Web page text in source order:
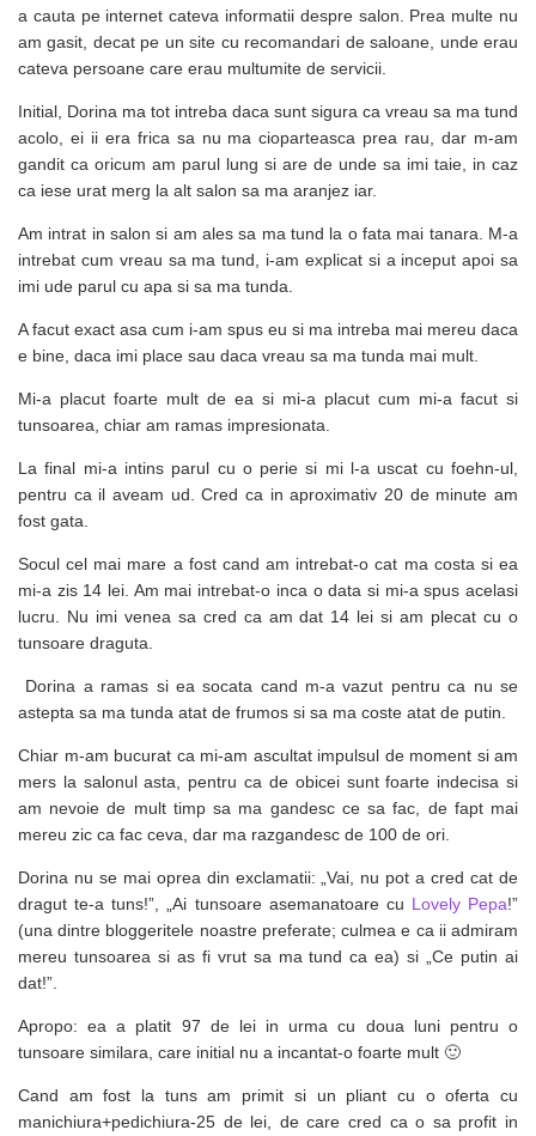
a cauta pe internet cateva informatii despre salon. Prea multe nu
am gasit, decat pe un site cu recomandari de saloane, unde erau
cateva persoane care erau multumite de servicii.
Initial, Dorina ma tot intreba daca sunt sigura ca vreau sa ma tund
acolo, ei ii era frica sa nu ma cioparteasca prea rau, dar m-am
gandit ca oricum am parul lung si are de unde sa imi taie, in caz
ca iese urat merg la alt salon sa ma aranjez iar.
Am intrat in salon si am ales sa ma tund la o fata mai tanara. M-a
intrebat cum vreau sa ma tund, i-am explicat si a inceput apoi sa
imi ude parul cu apa si sa ma tunda.
A facut exact asa cum i-am spus eu si ma intreba mai mereu daca
e bine, daca imi place sau daca vreau sa ma tunda mai mult.
Mi-a placut foarte mult de ea si mi-a placut cum mi-a facut si
tunsoarea, chiar am ramas impresionata.
La final mi-a intins parul cu o perie si mi l-a uscat cu foehn-ul,
pentru ca il aveam ud. Cred ca in aproximativ 20 de minute am
fost gata.
Socul cel mai mare a fost cand am intrebat-o cat ma costa si ea
mi-a zis 14 lei. Am mai intrebat-o inca o data si mi-a spus acelasi
lucru. Nu imi venea sa cred ca am dat 14 lei si am plecat cu o
tunsoare draguta.
Dorina a ramas si ea socata cand m-a vazut pentru ca nu se
astepta sa ma tunda atat de frumos si sa ma coste atat de putin.
Chiar m-am bucurat ca mi-am ascultat impulsul de moment si am
mers la salonul asta, pentru ca de obicei sunt foarte indecisa si
am nevoie de mult timp sa ma gandesc ce sa fac, de fapt mai
mereu zic ca fac ceva, dar ma razgandesc de 100 de ori.
Dorina nu se mai oprea din exclamatii: „Vai, nu pot a cred cat de
dragut te-a tuns!”, „Ai tunsoare asemanatoare cu Lovely Pepa!”
(una dintre bloggeritele noastre preferate; culmea e ca ii admiram
mereu tunsoarea si as fi vrut sa ma tund ca ea) si „Ce putin ai
dat!”.
Apropo: ea a platit 97 de lei in urma cu doua luni pentru o
tunsoare similara, care initial nu a incantat-o foarte mult 🙂
Cand am fost la tuns am primit si un pliant cu o oferta cu
manichiura+pedichiura-25 de lei, de care cred ca o sa profit in